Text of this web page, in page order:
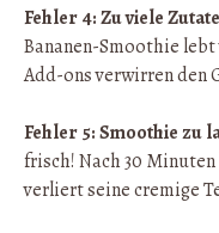
Fehler 4: Zu viele
Bananen-Smoothie
Add-ons verwirren den
Fehler 5: Smoothie zu
frisch! Nach 30
verliert seine cremige